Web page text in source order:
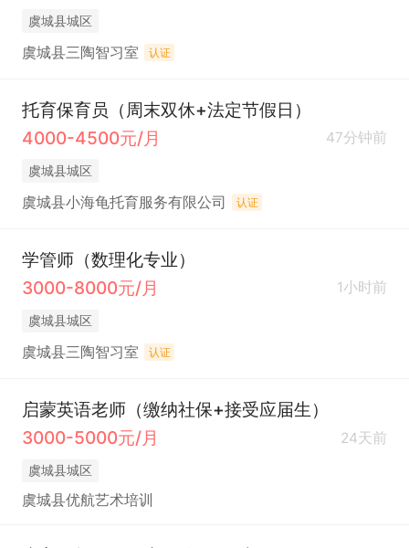
虞城县城区
虞城县三陶智习室 认证
托育保育员（周末双休+法定节假日）
4000-4500元/月
47分钟前
虞城县城区
虞城县小海龟托育服务有限公司 认证
学管师（数理化专业）
3000-8000元/月
1小时前
虞城县城区
虞城县三陶智习室 认证
启蒙英语老师（缴纳社保+接受应届生）
3000-5000元/月
24天前
虞城县城区
虞城县优航艺术培训